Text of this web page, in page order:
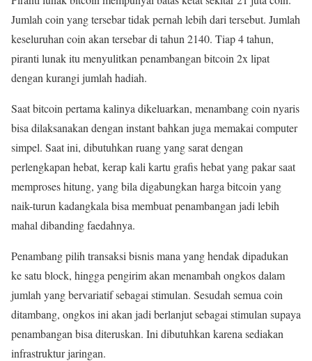
Jumlah coin yang tersebar tidak pernah lebih dari tersebut. Jumlah
keseluruhan coin akan tersebar di tahun 2140. Tiap 4 tahun,
piranti lunak itu menyulitkan penambangan bitcoin 2x lipat
dengan kurangi jumlah hadiah.
Saat bitcoin pertama kalinya dikeluarkan, menambang coin nyaris
bisa dilaksanakan dengan instant bahkan juga memakai computer
simpel. Saat ini, dibutuhkan ruang yang sarat dengan
perlengkapan hebat, kerap kali kartu grafis hebat yang pakar saat
memproses hitung, yang bila digabungkan harga bitcoin yang
naik-turun kadangkala bisa membuat penambangan jadi lebih
mahal dibanding faedahnya.
Penambang pilih transaksi bisnis mana yang hendak dipadukan
ke satu block, hingga pengirim akan menambah ongkos dalam
jumlah yang bervariatif sebagai stimulan. Sesudah semua coin
ditambang, ongkos ini akan jadi berlanjut sebagai stimulan supaya
penambangan bisa diteruskan. Ini dibutuhkan karena sediakan
infrastruktur jaringan.